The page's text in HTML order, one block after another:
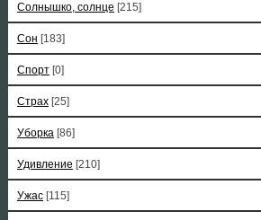
Солнышко, солнце [215]
Сон [183]
Спорт [0]
Страх [25]
Уборка [86]
Удивление [210]
Ужас [115]